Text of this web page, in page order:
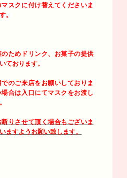
スクに付け替えてくださいま
。
ためドリンク、お菓子の提供
ております。
のご来店をお願いしておりま
合は入口にてマスクをお渡し
りさせて頂く場合もございま
ますようお願い致します。